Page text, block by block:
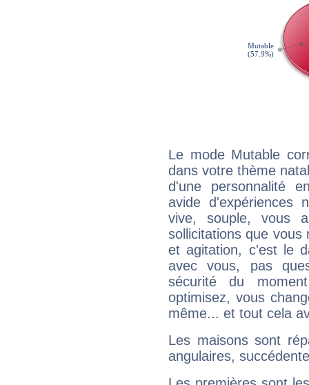
Le mode Mutable
dans votre thème
d'une personnalité
avide d'expériences
vive, souple, vous
sollicitations que vous
et agitation, c'est le
avec vous, pas
sécurité du
optimisez, vous
même... et tout cela
Les maisons sont
angulaires,